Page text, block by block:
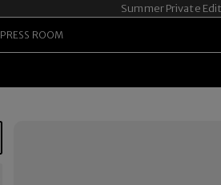
Summer Private Edit
PRESS ROOM